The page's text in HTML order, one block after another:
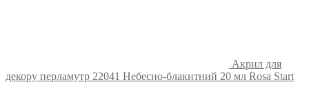
Акрил для
декору перламутр 22041 Небесно-блакитний 20 мл Rosa Start